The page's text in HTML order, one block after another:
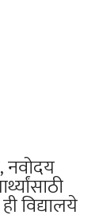
नवोदय
विद्यालये